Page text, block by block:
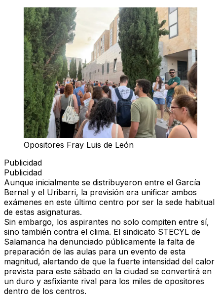
Opositores Fray Luis de León
Publicidad
Publicidad
Aunque inicialmente se distribuyeron entre el García
Bernal y el Uribarri, la previsión era unificar ambos
exámenes en este último centro por ser la sede habitual
de estas asignaturas.
Sin embargo, los aspirantes no solo compiten entre sí,
sino también contra el clima. El sindicato STECYL de
Salamanca ha denunciado públicamente la falta de
preparación de las aulas para un evento de esta
magnitud, alertando de que la fuerte intensidad del calor
prevista para este sábado en la ciudad se convertirá en
un duro y asfixiante rival para los miles de opositores
dentro de los centros.